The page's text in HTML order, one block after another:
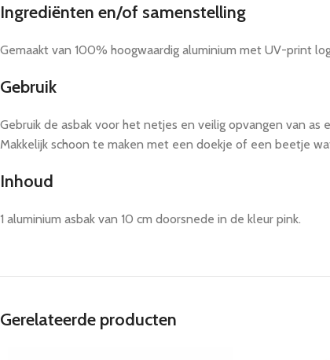
Ingrediënten en/of samenstelling
Gemaakt van 100% hoogwaardig aluminium met UV-print
Gebruik
Gebruik de asbak voor het netjes en veilig opvangen van
Makkelijk schoon te maken met een doekje of een beetje
Inhoud
1 aluminium asbak van 10 cm doorsnede in de kleur pink.
Gerelateerde producten